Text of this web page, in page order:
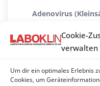
Cookie-
verwalten
Um dir ein optimales Erlebnis
Cookies, um
Adenovirus
Adenovirus
Adenovirus (Reptil
Canines